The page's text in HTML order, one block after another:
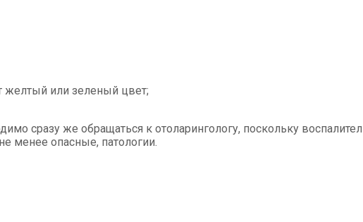
желтый или зеленый цвет;
сразу же обращаться к отоларингологу, поскольку
менее опасные, патологии.